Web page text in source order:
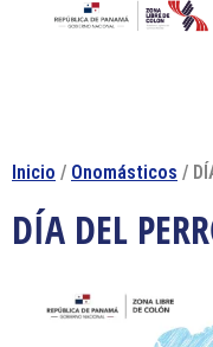
Inicio / Onomásticos /
DÍA DEL